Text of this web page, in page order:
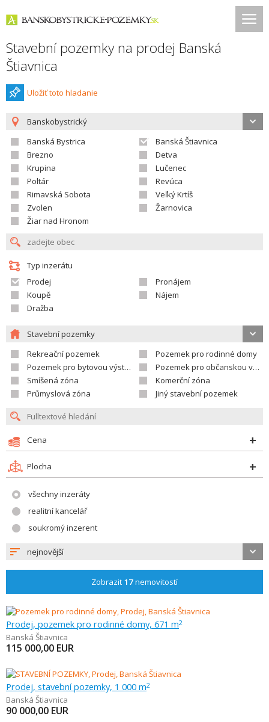
Stavební pozemky na prodej Banská
Štiavnica
Uložiť toto hladanie
Banskobystrický
Banská Bystrica
Banská Štiavnica
Brezno
Detva
Krupina
Lučenec
Poltár
Revúca
Rimavská Sobota
Veľký Krtíš
Zvolen
Žarnovica
Žiar nad Hronom
Typ inzerátu
Prodej
Pronájem
Koupě
Nájem
Dražba
Stavební pozemky
Rekreační pozemek
Pozemek pro rodinné domy
Pozemek pro bytovou výstavbu
Pozemek pro občanskou vybavenost
Smíšená zóna
Komerční zóna
Průmyslová zóna
Jiný stavební pozemek
Cena
Plocha
všechny inzeráty
realitní kancelář
soukromý inzerent
nejnovější
Zobrazit 17nemovitostí
Prodej, pozemek pro rodinné domy, 671 m2
Banská Štiavnica
115 000,00 EUR
Prodej, stavební pozemky, 1 000 m2
Banská Štiavnica
90 000,00 EUR